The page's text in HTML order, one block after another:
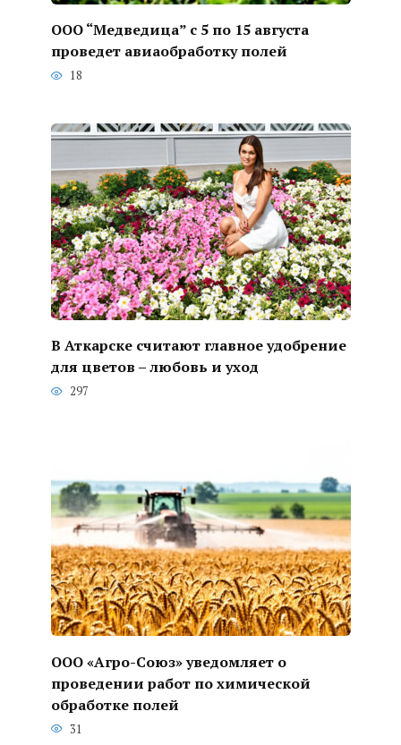
ООО “Медведица” с 5 по 15 августа
проведет авиаобработку полей
18
В Аткарске считают главное удобрение
для цветов – любовь и уход
297
ООО «Агро-Союз» уведомляет о
проведении работ по химической
обработке полей
31